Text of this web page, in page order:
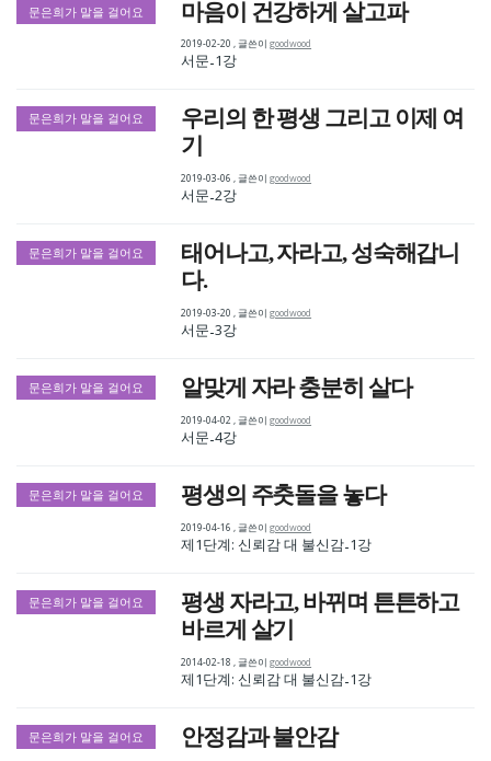
문은희가 말을 걸어요 마음이 건강하게 살고파
2019-02-20 ,글쓴이goodwood
서문-1강
문은희가 말을 걸어요
우리의 한 평생 그리고 이제 여
기
2019-03-06 ,글쓴이goodwood
서문-2강
문은희가 말을 걸어요
태어나고, 자라고, 성숙해갑니
다.
2019-03-20 ,글쓴이goodwood
서문-3강
문은희가 말을 걸어요 알맞게 자라 충분히 살다
2019-04-02 ,글쓴이goodwood
서문-4강
문은희가 말을 걸어요 평생의 주춧돌을 놓다
2019-04-16 ,글쓴이goodwood
제1단계: 신뢰감 대 불신감-1강
문은희가 말을 걸어요
평생 자라고, 바뀌며 튼튼하고
바르게 살기
2014-02-18 ,글쓴이goodwood
제1단계: 신뢰감 대 불신감-1강
문은희가 말을 걸어요 안정감과 불안감